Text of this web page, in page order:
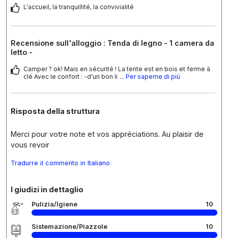
L'accueil, la tranquillité, la convivialité
Recensione sull'alloggio : Tenda di legno - 1 camera da
letto -
Camper ? ok! Mais en sécurité ! La tente est en bois et ferme à
clé Avec le confort : -d'un bon li ... Per saperne di più
Risposta della struttura
Merci pour votre note et vos appréciations. Au plaisir de
vous revoir
Tradurre il commento in Italiano
I giudizi in dettaglio
Pulizia/Igiene 10
Sistemazione/Piazzole 10